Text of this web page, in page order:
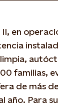
II, en
familias,
de más
año. Para